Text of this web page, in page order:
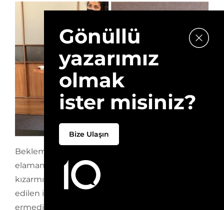
Bekleme alanında sizi karşılayan servis
elamanları minik Balkabaklı Buñuelo (Bir nevi
kızarmış pişi) ve Kahve Çiçeği İnfüzyonu ile elde
edilen içeceği servis ederek bu işin burada sona
ermediğini net olarak hissettiriyorlar. Hesabınız,
Gönüllü
yazarımız
olmak
ister misiniz?
Bize Ulaşın